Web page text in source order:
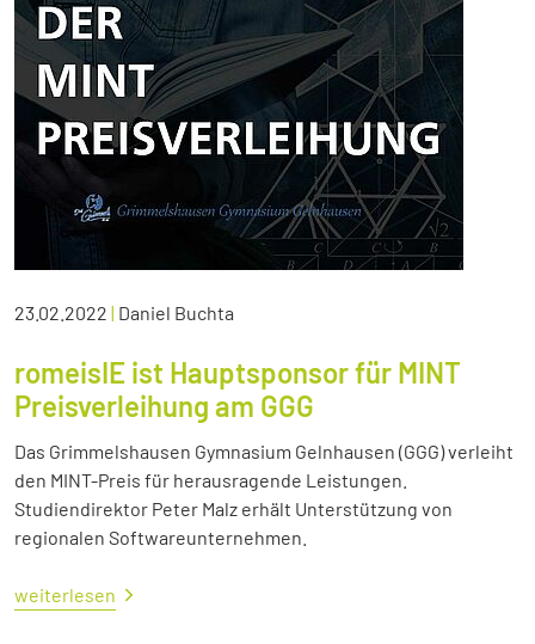
23.02.2022 | Daniel Buchta
romeisIE ist Hauptsponsor für MINT
Preisverleihung am GGG
Das Grimmelshausen Gymnasium Gelnhausen (GGG) verleiht
den MINT-Preis für herausragende Leistungen.
Studiendirektor Peter Malz erhält Unterstützung von
regionalen Softwareunternehmen.
weiterlesen